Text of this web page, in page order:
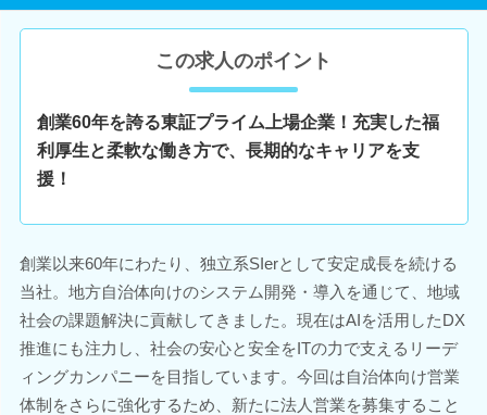
この求人のポイント
創業60年を誇る東証プライム上場企業！充実した福
利厚生と柔軟な働き方で、長期的なキャリアを支
援！
創業以来60年にわたり、独立系SIerとして安定成長を続ける
当社。地方自治体向けのシステム開発・導入を通じて、地域
社会の課題解決に貢献してきました。現在はAIを活用したDX
推進にも注力し、社会の安心と安全をITの力で支えるリーデ
ィングカンパニーを目指しています。今回は自治体向け営業
体制をさらに強化するため、新たに法人営業を募集すること